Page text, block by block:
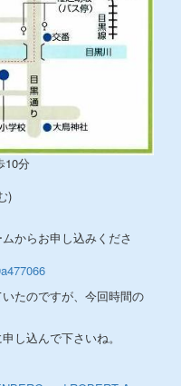
10分
)
からお申し込みくださ
たのですが、今回時間の
し込んで下さいね。